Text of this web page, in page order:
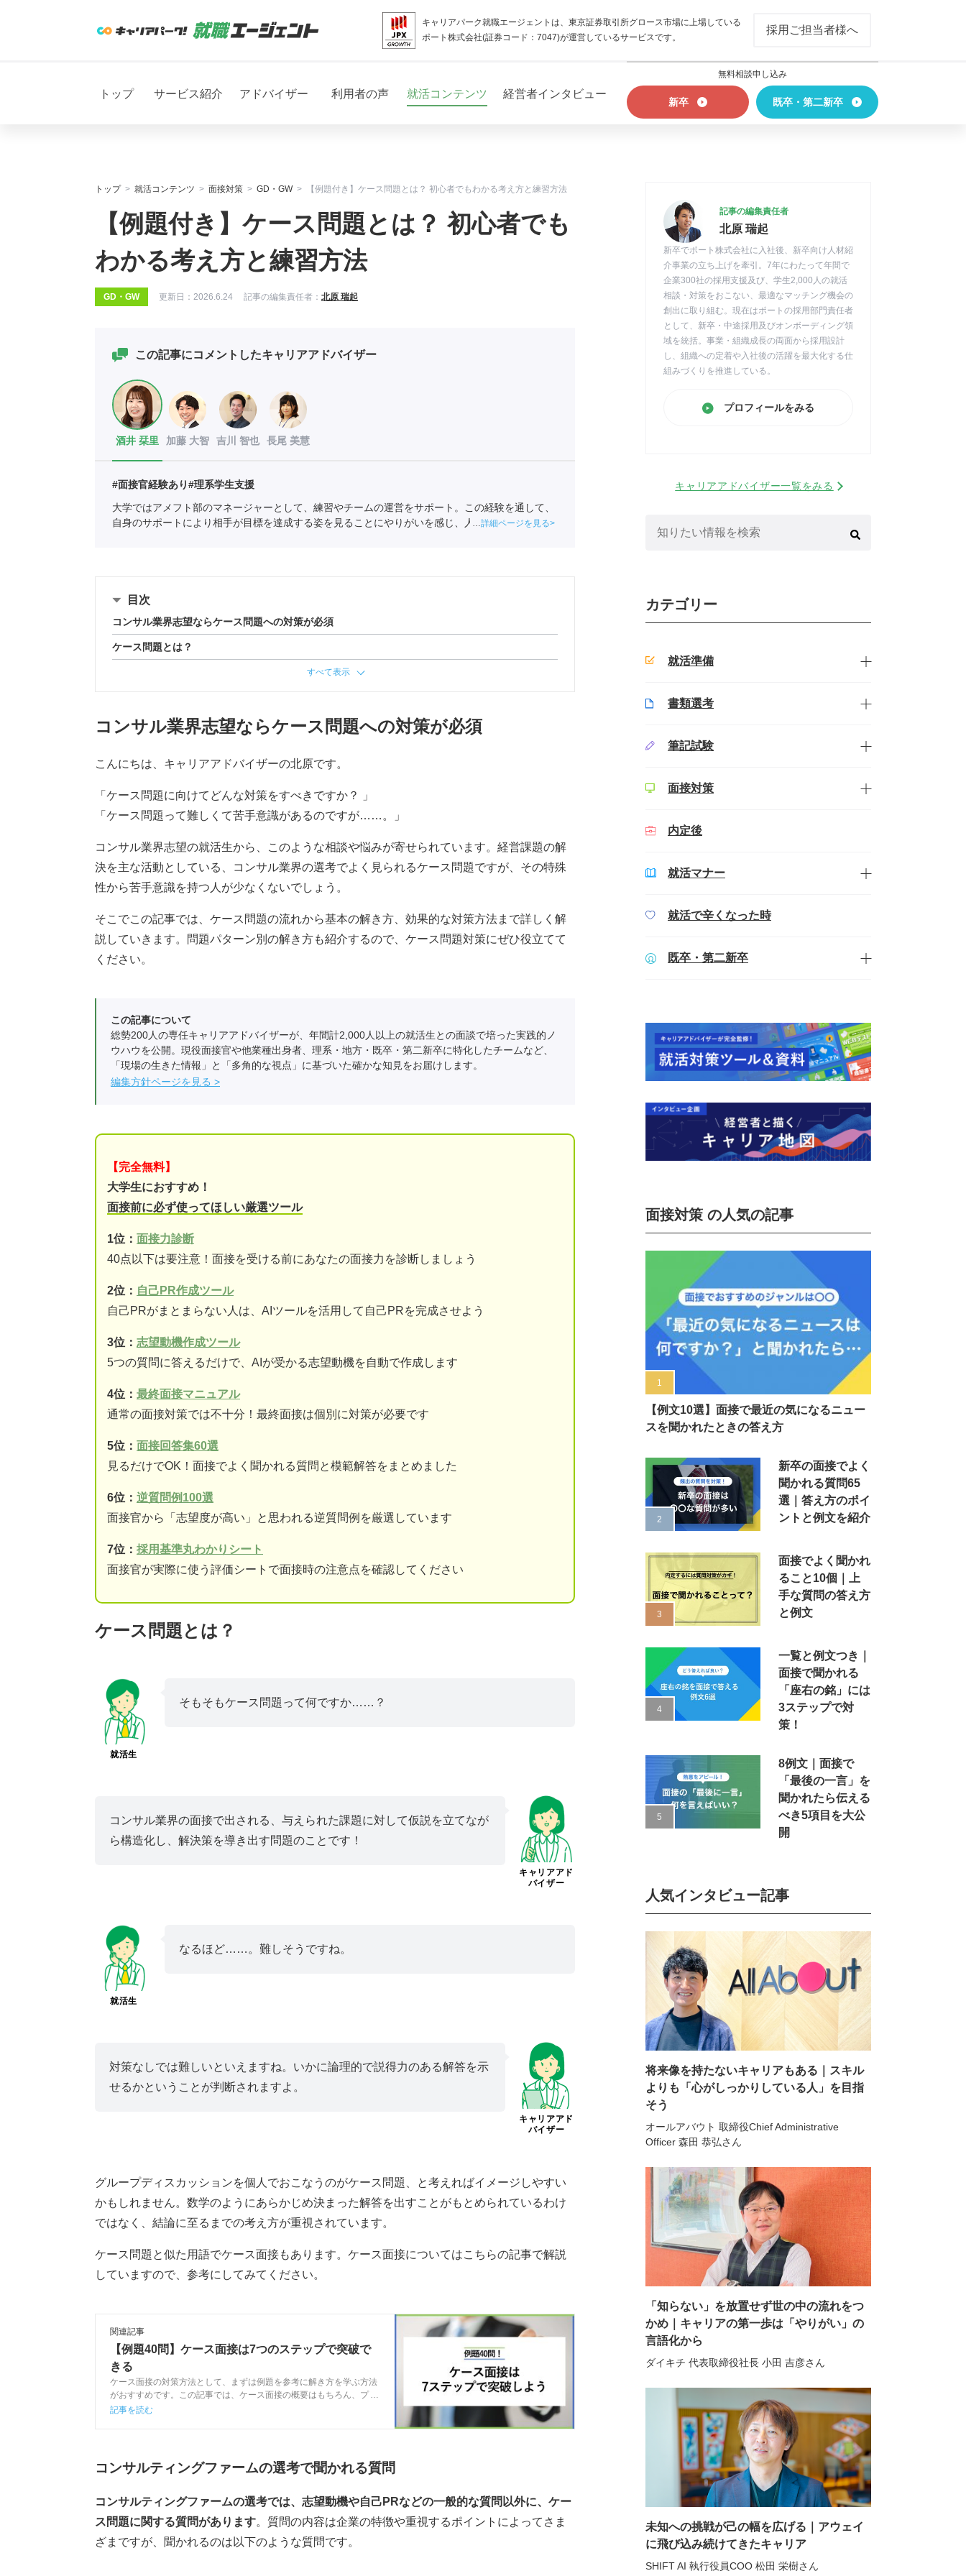
キャリアパーク就職エージェントは、東京証券取引所グロース市場に上場している
ポート株式会社(証券コード：7047)が運営しているサービスです。
採用ご担当者様へ
トップ サービス紹介 アドバイザー 利用者の声 就活コンテンツ 経営者インタビュー
無料相談申し込み
新卒 既卒・第二新卒
トップ 就活コンテンツ 面接対策 GD・GW 【例題付き】ケース問題とは？ 初心者でもわかる考え方と練習方法
【例題付き】ケース問題とは？ 初心者でも
わかる考え方と練習方法
GD・GW 更新日： 2026.6.24 記事の編集責任者： 北原 瑞起
この記事にコメントしたキャリアアドバイザー
酒井 栞里 加藤 大智 吉川 智也 長尾 美慧
#面接官経験あり#理系学生支援
大学ではアメフト部のマネージャーとして、練習やチームの運営をサポート。この経験を通して、
自身のサポートにより相手が目標を達成する姿を見ることにやりがいを感じ、人材業界を目指す。
詳細ページを見る
目次
コンサル業界志望ならケース問題への対策が必須
ケース問題とは？
すべて表示
コンサル業界志望ならケース問題への対策が必須
こんにちは、キャリアアドバイザーの北原です。
「ケース問題に向けてどんな対策をすべきですか？ 」
「ケース問題って難しくて苦手意識があるのですが……。」
コンサル業界志望の就活生から、このような相談や悩みが寄せられています。経営課題の解
決を主な活動としている、コンサル業界の選考でよく見られるケース問題ですが、その特殊
性から苦手意識を持つ人が少なくないでしょう。
そこでこの記事では、ケース問題の流れから基本の解き方、効果的な対策方法まで詳しく解
説していきます。問題パターン別の解き方も紹介するので、ケース問題対策にぜひ役立てて
ください。
この記事について
総勢200人の専任キャリアアドバイザーが、年間計2,000人以上の就活生との面談で培った実践的ノ
ウハウを公開。現役面接官や他業種出身者、理系・地方・既卒・第二新卒に特化したチームなど、
「現場の生きた情報」と「多角的な視点」に基づいた確かな知見をお届けします。
編集方針ページを見る
【完全無料】
大学生におすすめ！
面接前に必ず使ってほしい厳選ツール
1位： 面接力診断
40点以下は要注意！面接を受ける前にあなたの面接力を診断しましょう
2位： 自己PR作成ツール
自己PRがまとまらない人は、AIツールを活用して自己PRを完成させよう
3位： 志望動機作成ツール
5つの質問に答えるだけで、AIが受かる志望動機を自動で作成します
4位： 最終面接マニュアル
通常の面接対策では不十分！最終面接は個別に対策が必要です
5位： 面接回答集60選
見るだけでOK！面接でよく聞かれる質問と模範解答をまとめました
6位： 逆質問例100選
面接官から「志望度が高い」と思われる逆質問例を厳選しています
7位： 採用基準丸わかりシート
面接官が実際に使う評価シートで面接時の注意点を確認してください
ケース問題とは？
就活生
そもそもケース問題って何ですか……？
キャリアアド
バイザー
コンサル業界の面接で出される、与えられた課題に対して仮説を立てなが
ら構造化し、解決策を導き出す問題のことです！
就活生
なるほど……。難しそうですね。
キャリアアド
バイザー
対策なしでは難しいといえますね。いかに論理的で説得力のある解答を示
せるかということが判断されますよ。
グループディスカッションを個人でおこなうのがケース問題、と考えればイメージしやすい
かもしれません。数学のようにあらかじめ決まった解答を出すことがもとめられているわけ
ではなく、結論に至るまでの考え方が重視されています。
ケース問題と似た用語でケース面接もあります。ケース面接についてはこちらの記事で解説
していますので、参考にしてみてください。
関連記事
【例題40問】ケース面接は7つのステップで突破で
きる
ケース面接の対策方法として、まずは例題を参考に解き方を学ぶ方法
がおすすめです。この記事では、ケース面接の概要はもちろん、プロ
のキャリアアドバイザーが例題40問を参考に解き方を詳しく解説しま
記事を読む
コンサルティングファームの選考で聞かれる質問
コンサルティングファームの選考では、志望動機や自己PRなどの一般的な質問以外に、ケー
ス問題に関する質問があります。質問の内容は企業の特徴や重視するポイントによってさま
ざまですが、聞かれるのは以下のような質問です。
記事の編集責任者
北原 瑞起
新卒でポート株式会社に入社後、新卒向け人材紹
介事業の立ち上げを牽引。7年にわたって年間で
企業300社の採用支援及び、学生2,000人の就活
相談・対策をおこない、最適なマッチング機会の
創出に取り組む。現在はポートの採用部門責任者
として、新卒・中途採用及びオンボーディング領
域を統括。事業・組織成長の両面から採用設計
し、組織への定着や入社後の活躍を最大化する仕
組みづくりを推進している。
プロフィールをみる
キャリアアドバイザー一覧をみる
カテゴリー
就活準備
書類選考
筆記試験
面接対策
内定後
就活マナー
就活で辛くなった時
既卒・第二新卒
面接対策 の人気の記事
【例文10選】面接で最近の気になるニュー
スを聞かれたときの答え方
新卒の面接でよく
聞かれる質問65
選｜答え方のポイ
ントと例文を紹介
面接でよく聞かれ
ること10個｜上
手な質問の答え方
と例文
一覧と例文つき｜
面接で聞かれる
「座右の銘」には
3ステップで対
策！
8例文｜面接で
「最後の一言」を
聞かれたら伝える
べき5項目を大公
開
人気インタビュー記事
将来像を持たないキャリアもある｜スキル
よりも「心がしっかりしている人」を目指
そう
オールアバウト 取締役Chief Administrative
Officer 森田 恭弘さん
「知らない」を放置せず世の中の流れをつ
かめ｜キャリアの第一歩は「やりがい」の
言語化から
ダイキチ 代表取締役社長 小田 吉彦さん
未知への挑戦が己の幅を広げる｜アウェイ
に飛び込み続けてきたキャリア
SHIFT AI 執行役員COO 松田 栄樹さん